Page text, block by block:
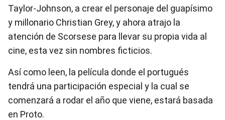
Taylor-Johnson, a crear el personaje del guapísimo
y millonario Christian Grey, y ahora atrajo la
atención de Scorsese para llevar su propia vida al
cine, esta vez sin nombres ficticios.
Así como leen, la película donde el portugués
tendrá una participación especial y la cual se
comenzará a rodar el año que viene, estará basada
en Proto.